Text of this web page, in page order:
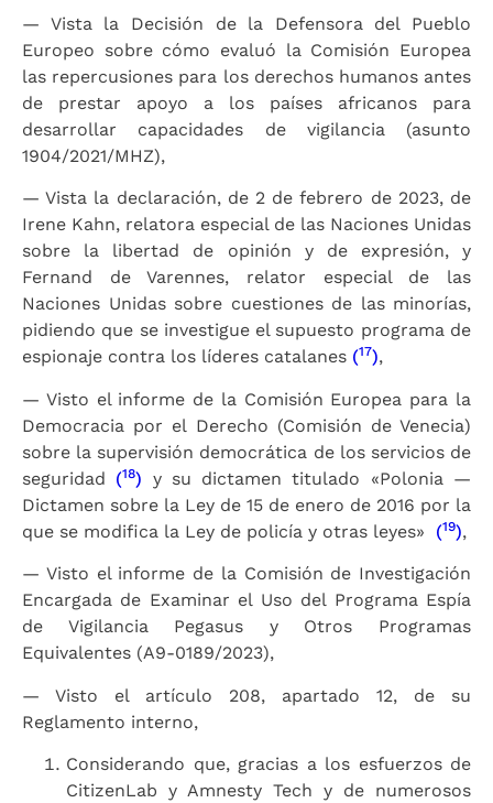
— Vista la Decisión de la Defensora del Pueblo
Europeo sobre cómo evaluó la Comisión Europea
las repercusiones para los derechos humanos antes
de prestar apoyo a los países africanos para
desarrollar capacidades de vigilancia (asunto
1904/2021/MHZ),
— Vista la declaración, de 2 de febrero de 2023, de
Irene Kahn, relatora especial de las Naciones Unidas
sobre la libertad de opinión y de expresión, y
Fernand de Varennes, relator especial de las
Naciones Unidas sobre cuestiones de las minorías,
pidiendo que se investigue el supuesto programa de
espionaje contra los líderes catalanes (17),
— Visto el informe de la Comisión Europea para la
Democracia por el Derecho (Comisión de Venecia)
sobre la supervisión democrática de los servicios de
seguridad (18) y su dictamen titulado «Polonia —
Dictamen sobre la Ley de 15 de enero de 2016 por la
que se modifica la Ley de policía y otras leyes» (19),
— Visto el informe de la Comisión de Investigación
Encargada de Examinar el Uso del Programa Espía
de Vigilancia Pegasus y Otros Programas
Equivalentes (A9-0189/2023),
— Visto el artículo 208, apartado 12, de su
Reglamento interno,
Considerando que, gracias a los esfuerzos de
CitizenLab y Amnesty Tech y de numerosos